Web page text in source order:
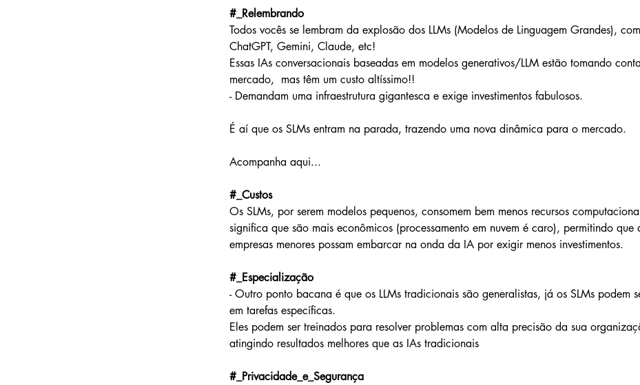
#_Relembrando
Todos vocês se lembram da explosão dos LLMs (Modelos de Linguagem Grandes),
ChatGPT, Gemini, Claude, etc!
Essas IAs conversacionais baseadas em modelos generativos/LLM estão tomando
mercado,  mas têm um custo altíssimo!!
- Demandam uma infraestrutura gigantesca e exige investimentos fabulosos.
É aí que os SLMs entram na parada, trazendo uma nova dinâmica para o mercado.
Acompanha aqui...
#_Custos
Os SLMs, por serem modelos pequenos, consomem bem menos recursos
significa que são mais econômicos (processamento em nuvem é caro), permitindo que
empresas menores possam embarcar na onda da IA por exigir menos investimentos.
#_Especialização
- Outro ponto bacana é que os LLMs tradicionais são generalistas, já os SLMs podem
em tarefas específicas.
Eles podem ser treinados para resolver problemas com alta precisão da sua
atingindo resultados melhores que as IAs tradicionais
#_Privacidade_e_Segurança